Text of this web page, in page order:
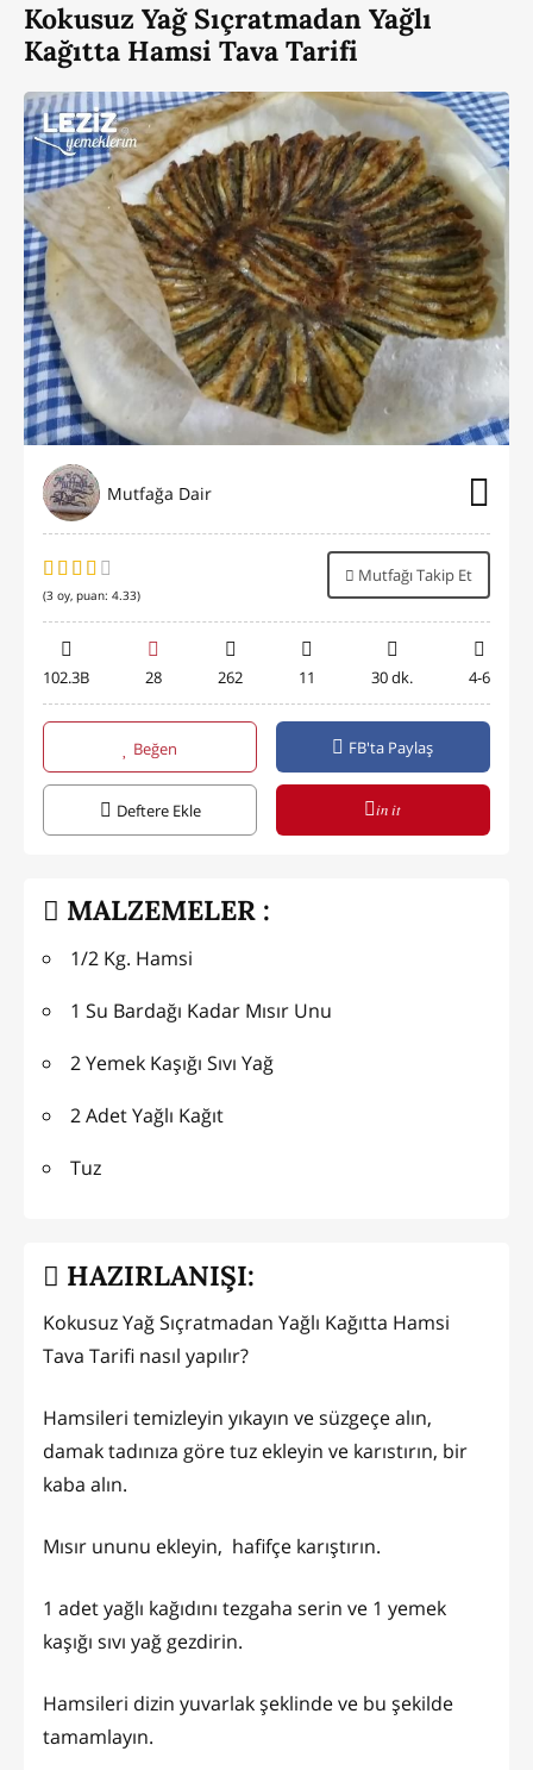
Kokusuz Yağ Sıçratmadan Yağlı
Kağıtta Hamsi Tava Tarifi
Mutfağa Dair
(3 oy, puan: 4.33)
Mutfağı Takip Et
102.3B 28 262 11 30 dk. 4-6
Beğen FB'ta Paylaş
Deftere Ekle in it
MALZEMELER :
1/2 Kg. Hamsi
1 Su Bardağı Kadar Mısır Unu
2 Yemek Kaşığı Sıvı Yağ
2 Adet Yağlı Kağıt
Tuz
HAZIRLANIŞI:
Kokusuz Yağ Sıçratmadan Yağlı Kağıtta Hamsi
Tava Tarifi nasıl yapılır?
Hamsileri temizleyin yıkayın ve süzgeçe alın,
damak tadınıza göre tuz ekleyin ve karıstırın, bir
kaba alın.
Mısır ununu ekleyin, hafifçe karıştırın.
1 adet yağlı kağıdını tezgaha serin ve 1 yemek
kaşığı sıvı yağ gezdirin.
Hamsileri dizin yuvarlak şeklinde ve bu şekilde
tamamlayın.